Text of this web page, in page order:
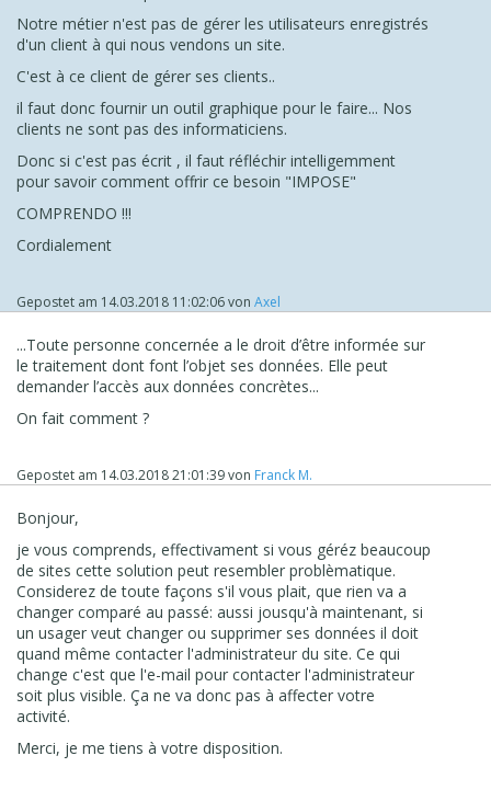
Notre métier n'est pas de gérer les utilisateurs enregistrés
d'un client à qui nous vendons un site.
C'est à ce client de gérer ses clients..
il faut donc fournir un outil graphique pour le faire... Nos
clients ne sont pas des informaticiens.
Donc si c'est pas écrit , il faut réfléchir intelligemment
pour savoir comment offrir ce besoin "IMPOSE"
COMPRENDO !!!
Cordialement
Gepostet am 14.03.2018 11:02:06von Axel
...Toute personne concernée a le droit d’être informée sur
le traitement dont font l’objet ses données. Elle peut
demander l’accès aux données concrètes...
On fait comment ?
Gepostet am 14.03.2018 21:01:39von Franck M.
Bonjour,
je vous comprends, effectivament si vous géréz beaucoup
de sites cette solution peut resembler problèmatique.
Considerez de toute façons s'il vous plait, que rien va a
changer comparé au passé: aussi jousqu'à maintenant, si
un usager veut changer ou supprimer ses données il doit
quand même contacter l'administrateur du site. Ce qui
change c'est que l'e-mail pour contacter l'administrateur
soit plus visible. Ça ne va donc pas à affecter votre
activité.
Merci, je me tiens à votre disposition.